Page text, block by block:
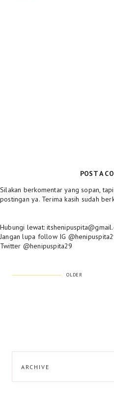
POST A
Silakan berkomentar yang sopan,
postingan ya. Terima kasih sudah
Hubungi lewat:
Jangan lupa follow IG
Twitter @henipuspita29
OLDER
ARCHIVE